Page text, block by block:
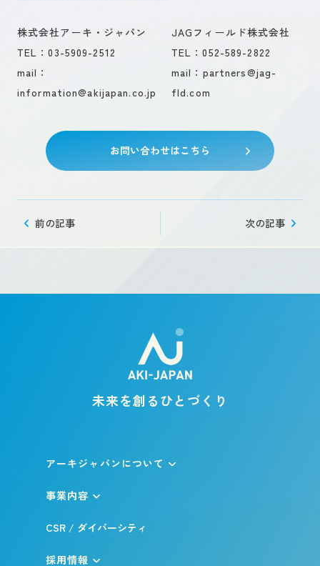
株式会社アーキ・ジャパン
JAGフィールド株式会社
TEL：03-5909-2512
TEL：052-589-2822
mail：
information@akijapan.co.jp
mail：partners@jag-
fld.com
お問い合わせはこちら
前の記事 次の記事
未来を創るひとづくり
アーキジャパンについて
事業内容
CSR / ダイバーシティ
採用情報